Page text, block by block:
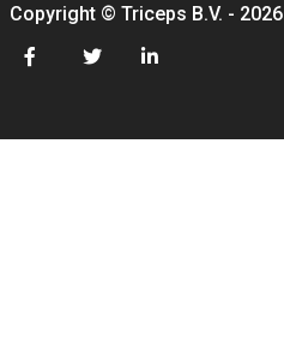
Copyright © Triceps B.V. - 2026